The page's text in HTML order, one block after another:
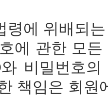
령에 위배되
에 관한 모든
비밀번호
책임은 회원